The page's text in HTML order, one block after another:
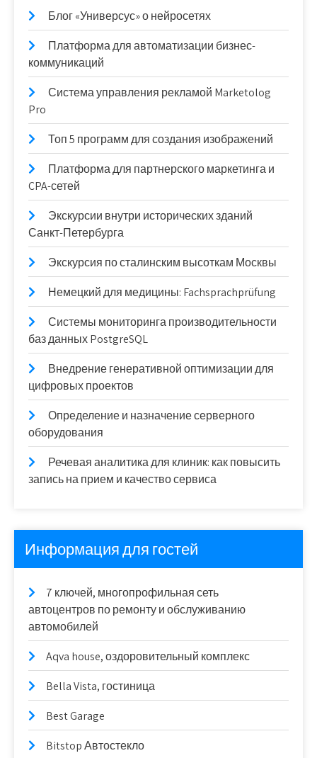
Блог «Универсус» о нейросетях
Платформа для автоматизации бизнес-
коммуникаций
Система управления рекламой Marketolog
Pro
Топ 5 программ для создания изображений
Платформа для партнерского маркетинга и
CPA-сетей
Экскурсии внутри исторических зданий
Санкт-Петербурга
Экскурсия по сталинским высоткам Москвы
Немецкий для медицины: Fachsprachprüfung
Системы мониторинга производительности
баз данных PostgreSQL
Внедрение генеративной оптимизации для
цифровых проектов
Определение и назначение серверного
оборудования
Речевая аналитика для клиник: как повысить
запись на прием и качество сервиса
Информация для гостей
7 ключей, многопрофильная сеть
автоцентров по ремонту и обслуживанию
автомобилей
Aqva house, оздоровительный комплекс
Bella Vista, гостиница
Best Garage
Bitstop Автостекло